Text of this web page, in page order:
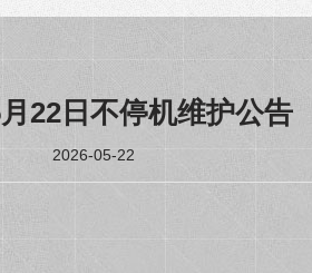
22日不停机维护公告
2026-05-22